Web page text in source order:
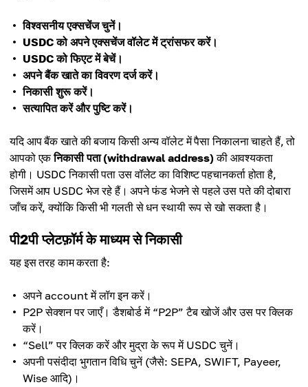
विश्वसनीय एक्सचेंज चुनें।
USDC को अपने एक्सचेंज वॉलेट में ट्रांसफर करें।
USDC को फिएट में बेचें।
अपने बैंक खाते का विवरण दर्ज करें।
निकासी शुरू करें।
सत्यापित करें और पुष्टि करें।
यदि आप बैंक खाते की बजाय किसी अन्य वॉलेट में पैसा निकालना चाहते हैं, तो
आपको एकनिकासी पता (withdrawal address)की आवश्यकता
होगी। USDC निकासी पता उस वॉलेट का विशिष्ट पहचानकर्ता होता है,
जिसमें आप USDC भेज रहे हैं। अपने फंड भेजने से पहले उस पते की दोबारा
जाँच करें, क्योंकि किसी भी गलती से धन स्थायी रूप से खो सकता है।
पी2पी प्लेटफ़ॉर्म के माध्यम से निकासी
यह इस तरह काम करता है:
अपने account में लॉग इन करें।
P2P सेक्शन पर जाएँ। डैशबोर्ड में “P2P” टैब खोजें और उस पर क्लिक
करें।
“Sell” पर क्लिक करें और मुद्रा के रूप में USDC चुनें।
अपनी पसंदीदा भुगतान विधि चुनें (जैसे: SEPA, SWIFT, Payeer,
Wise आदि)।